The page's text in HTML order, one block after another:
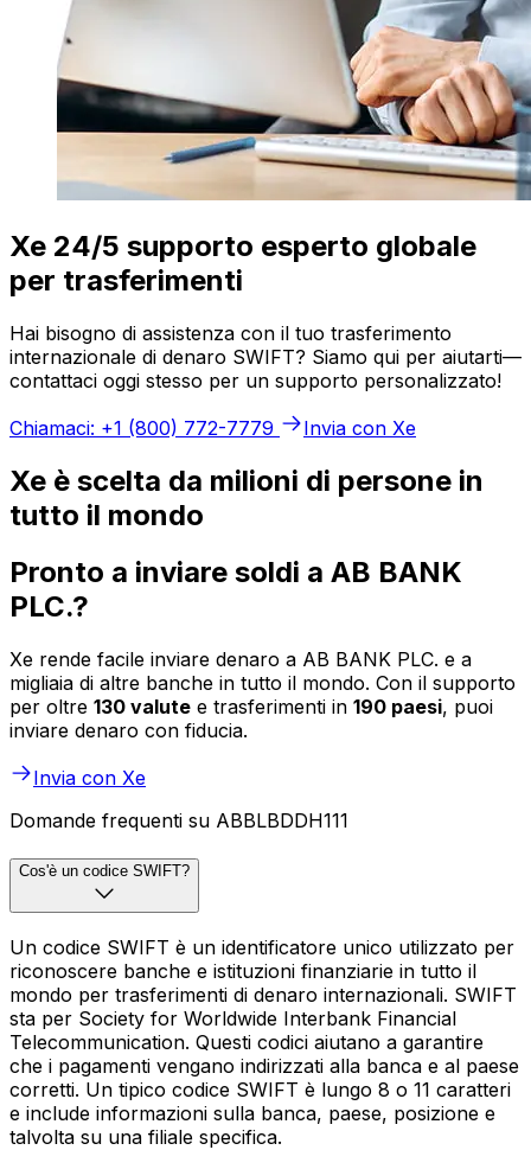
Xe 24/5 supporto esperto globale
per trasferimenti
Hai bisogno di assistenza con il tuo trasferimento
internazionale di denaro SWIFT? Siamo qui per aiutarti—
contattaci oggi stesso per un supporto personalizzato!
Chiamaci: +1 (800) 772-7779
Invia con Xe
Xe è scelta da milioni di persone in
tutto il mondo
Pronto a inviare soldi a AB BANK
PLC.?
Xe rende facile inviare denaro a AB BANK PLC. e a
migliaia di altre banche in tutto il mondo. Con il supporto
per oltre 130 valute e trasferimenti in 190 paesi, puoi
inviare denaro con fiducia.
Invia con Xe
Domande frequenti su ABBLBDDH111
Cos'è un codice SWIFT?
Un codice SWIFT è un identificatore unico utilizzato per
riconoscere banche e istituzioni finanziarie in tutto il
mondo per trasferimenti di denaro internazionali. SWIFT
sta per Society for Worldwide Interbank Financial
Telecommunication. Questi codici aiutano a garantire
che i pagamenti vengano indirizzati alla banca e al paese
corretti. Un tipico codice SWIFT è lungo 8 o 11 caratteri
e include informazioni sulla banca, paese, posizione e
talvolta su una filiale specifica.